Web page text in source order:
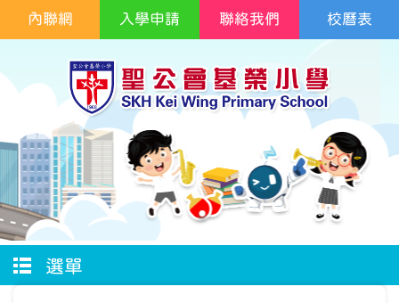
校曆表
內聯網 入學申請 聯絡我們
選單